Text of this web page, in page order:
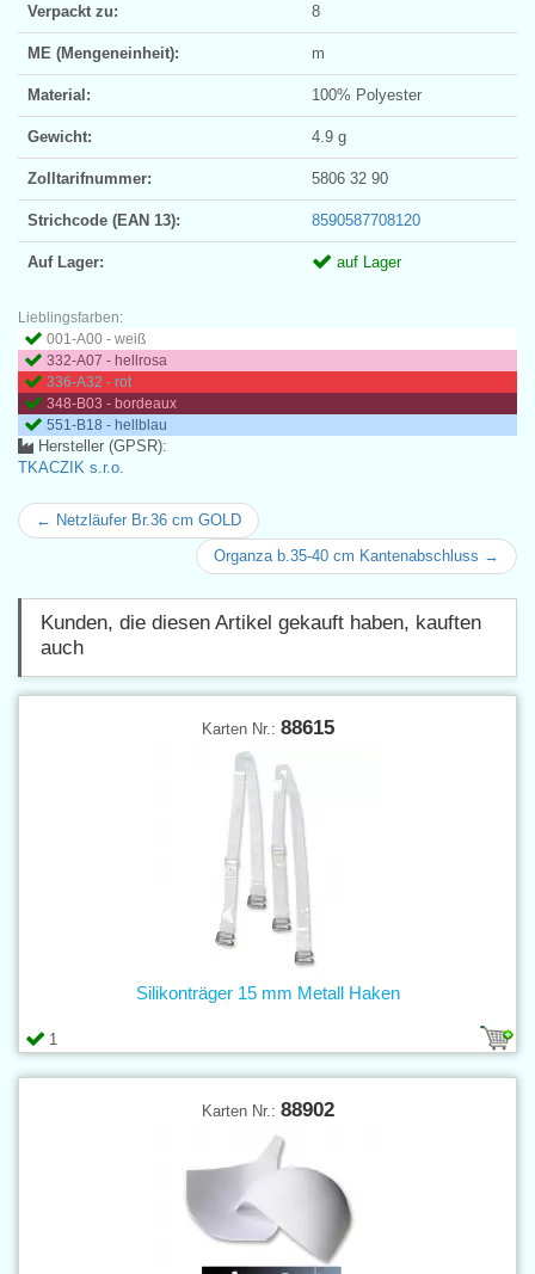
Verpackt zu: 8
ME (Mengeneinheit): m
Material: 100% Polyester
Gewicht: 4.9 g
Zolltarifnummer: 5806 32 90
Strichcode (EAN 13): 8590587708120
Auf Lager: auf Lager
Lieblingsfarben:
001-A00 - weiß
332-A07 - hellrosa
336-A32 - rot
348-B03 - bordeaux
551-B18 - hellblau
Hersteller (GPSR):
TKACZIK s.r.o.
← Netzläufer Br.36 cm GOLD
Organza b.35-40 cm Kantenabschluss →
Kunden, die diesen Artikel gekauft haben, kauften
auch
Karten Nr.: 88615
1
Silikonträger 15 mm Metall Haken
Karten Nr.: 88902